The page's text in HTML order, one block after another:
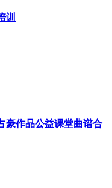
训
豪作品公益课堂曲谱合